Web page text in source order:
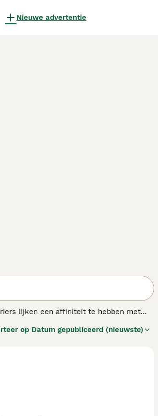
Nieuwe advertentie
lijken een affiniteit te hebben met
op Datum gepubliceerd (nieuwste)